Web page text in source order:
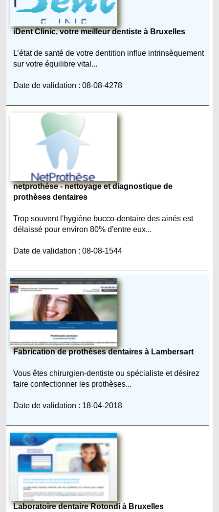
iDent Clinic, votre meilleur dentiste à Bruxelles
L’état de santé de votre dentition influe intrinsèquement
sur votre équilibre vital...
Date de validation : 08-08-4278
netprothèse - nettoyage et diagnostique de
prothèses dentaires
Trop souvent l'hygiène bucco-dentaire des ainés est
délaissé pour environ 80% d'entre eux...
Date de validation : 08-08-1544
Fabrication de prothèses dentaires à Lambersart
Vous êtes chirurgien-dentiste ou spécialiste et désirez
faire confectionner les prothèses...
Date de validation : 18-04-2018
Laboratoire dentaire Rotondi à Bruxelles